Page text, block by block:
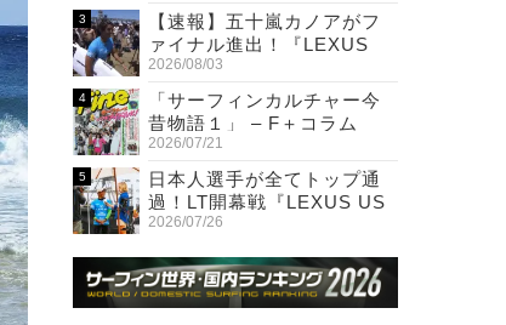
【速報】五十嵐カノアがフ
ァイナル進出！『LEXUS
US OPEN OF SURFING』
2026/08/03
「サーフィンカルチャー今
昔物語１」 – F＋コラム
2026/07/21
日本人選手が全てトップ通
過！LT開幕戦『LEXUS US
OPEN OF SURFING』初日
2026/07/26